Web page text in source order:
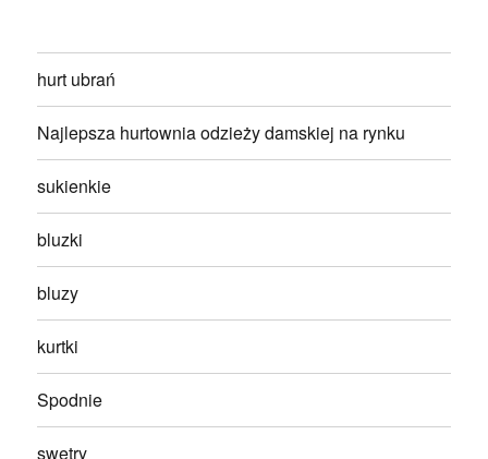
hurt ubrań
Najlepsza hurtownia odzieży damskiej na rynku
sukienkie
bluzki
bluzy
kurtki
Spodnie
swetry